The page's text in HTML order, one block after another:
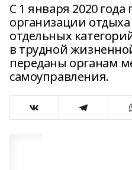
С 1 января 2020
организации
отдельных
в трудной
переданы органам
самоуправления.